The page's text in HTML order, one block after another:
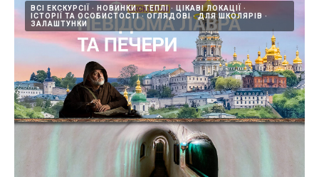
ВСІ ЕКСКУРСІЇ НОВИНКИ ТЕПЛІ
ЦІКАВІ ЛОКАЦІЇ
ІСТОРІЇ ТА ОСОБИСТОСТІ
ОГЛЯДОВІ
ДЛЯ ШКОЛЯРІВ
ЗАЛАШТУНКИ